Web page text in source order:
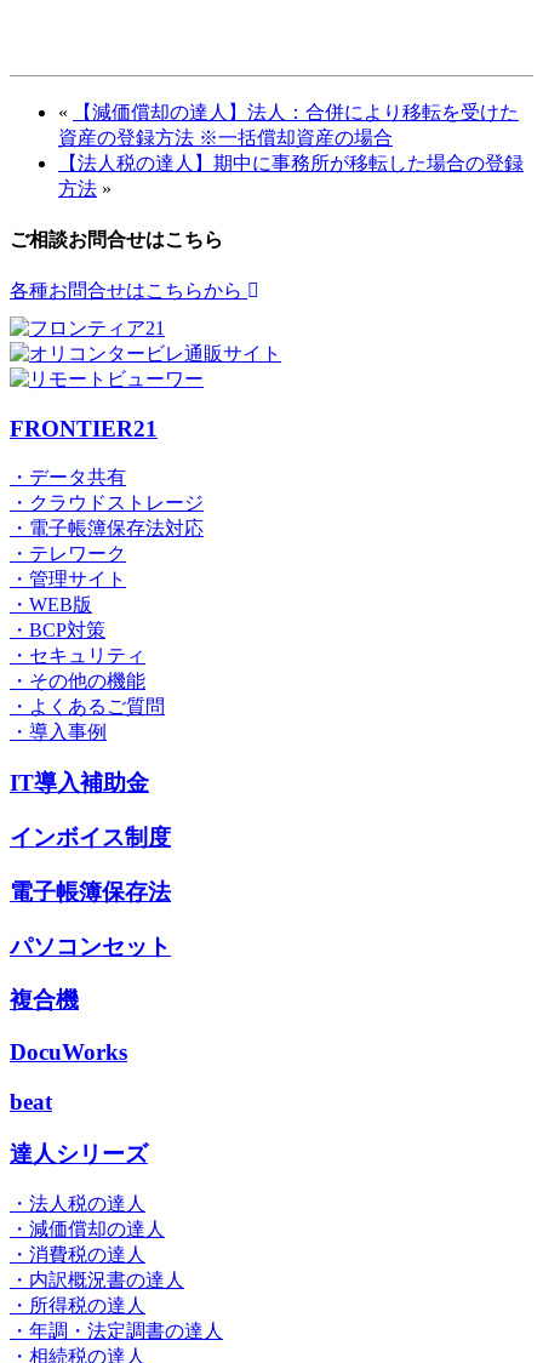
«
【減価償却の達人】法人：合併により移転を受けた
資産の登録方法 ※一括償却資産の場合
【法人税の達人】期中に事務所が移転した場合の登録
方法 »
ご相談お問合せはこちら
各種お問合せはこちらから
FRONTIER21
・データ共有
・クラウドストレージ
・電子帳簿保存法対応
・テレワーク
・管理サイト
・WEB版
・BCP対策
・セキュリティ
・その他の機能
・よくあるご質問
・導入事例
IT導入補助金
インボイス制度
電子帳簿保存法
パソコンセット
複合機
DocuWorks
beat
達人シリーズ
・法人税の達人
・減価償却の達人
・消費税の達人
・内訳概況書の達人
・所得税の達人
・年調・法定調書の達人
・相続税の達人